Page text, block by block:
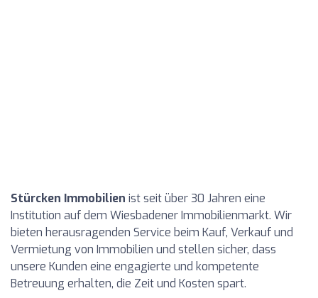
Stürcken Immobilien ist seit über 30 Jahren eine
Institution auf dem Wiesbadener Immobilienmarkt. Wir
bieten herausragenden Service beim Kauf, Verkauf und
Vermietung von Immobilien und stellen sicher, dass
unsere Kunden eine engagierte und kompetente
Betreuung erhalten, die Zeit und Kosten spart.